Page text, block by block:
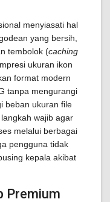
menyiasati hal
yang bersih,
tembolok (caching
ukuran ikon
format modern
tanpa mengurangi
beban ukuran file
wajib agar
melalui berbagai
pengguna tidak
kepala akibat
Premium